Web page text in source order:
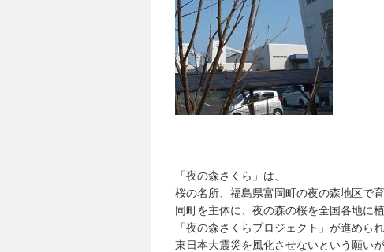
「夜の森さくら」は、
桜の名所、福島県富岡町の夜の森地区で
同町を主体に、夜の森の桜を全国各地に
「夜の森さくらプロジェクト」が進められ
東日本大震災を風化させないという願い